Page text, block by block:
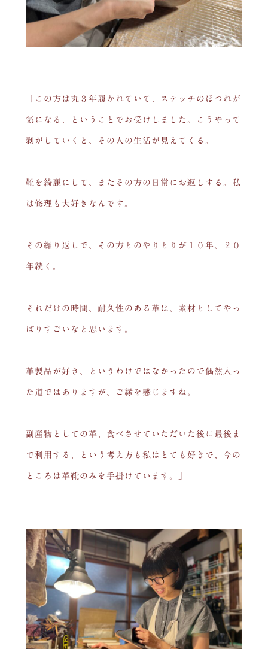
「この方は丸３年履かれていて、ステッチのほつれが
気になる、ということでお受けしました。こうやって
剥がしていくと、その人の生活が見えてくる。
靴を綺麗にして、またその方の日常にお返しする。私
は修理も大好きなんです。
その繰り返しで、その方とのやりとりが１０年、２０
年続く。
それだけの時間、耐久性のある革は、素材としてやっ
ぱりすごいなと思います。
革製品が好き、というわけではなかったので偶然入っ
た道ではありますが、ご縁を感じますね。
副産物としての革、食べさせていただいた後に最後ま
で利用する、という考え方も私はとても好きで、今の
ところは革靴のみを手掛けています。」